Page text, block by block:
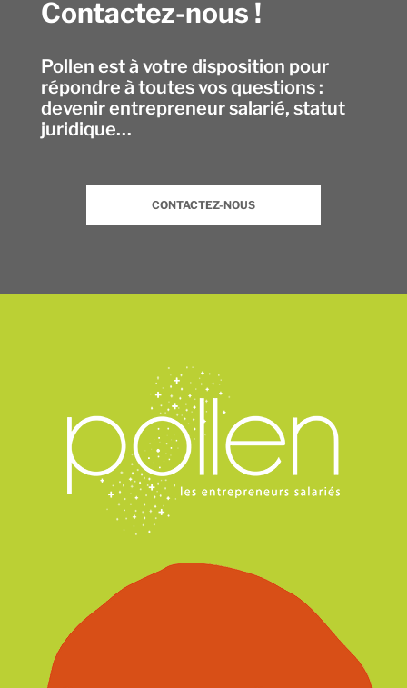
Contactez-nous !
Pollen est à votre disposition pour
répondre à toutes vos questions :
devenir entrepreneur salarié, statut
juridique…
CONTACTEZ-NOUS